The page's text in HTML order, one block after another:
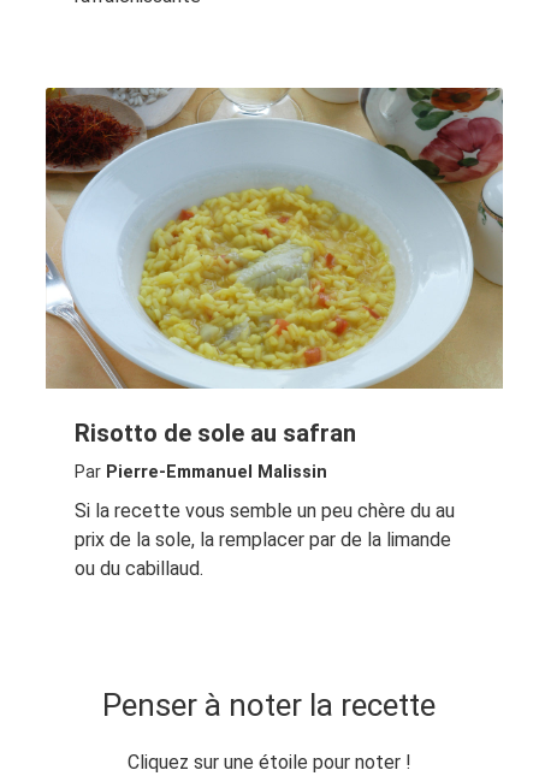
Risotto de sole au safran
Par Pierre-Emmanuel Malissin
Si la recette vous semble un peu chère du au
prix de la sole, la remplacer par de la limande
ou du cabillaud.
Penser à noter la recette
Cliquez sur une étoile pour noter !